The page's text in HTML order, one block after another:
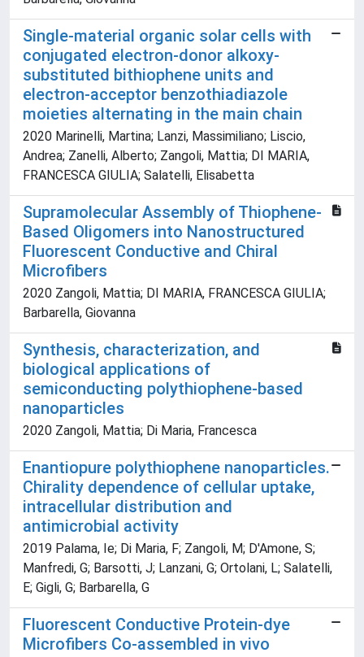
Single-material organic solar cells with
conjugated electron-donor alkoxy-
substituted bithiophene units and
electron-acceptor benzothiadiazole
moieties alternating in the main chain
2020 Marinelli, Martina; Lanzi, Massimiliano; Liscio,
Andrea; Zanelli, Alberto; Zangoli, Mattia; DI MARIA,
FRANCESCA GIULIA; Salatelli, Elisabetta
Supramolecular Assembly of Thiophene-
Based Oligomers into Nanostructured
Fluorescent Conductive and Chiral
Microfibers
2020 Zangoli, Mattia; DI MARIA, FRANCESCA GIULIA;
Barbarella, Giovanna
Synthesis, characterization, and
biological applications of
semiconducting polythiophene‐based
nanoparticles
2020 Zangoli, Mattia; Di Maria, Francesca
Enantiopure polythiophene nanoparticles.
Chirality dependence of cellular uptake,
intracellular distribution and
antimicrobial activity
2019 Palama, Ie; Di Maria, F; Zangoli, M; D'Amone, S;
Manfredi, G; Barsotti, J; Lanzani, G; Ortolani, L; Salatelli,
E; Gigli, G; Barbarella, G
Fluorescent Conductive Protein-dye
Microfibers Co-assembled in vivo